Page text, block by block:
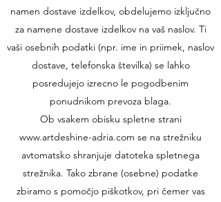
namen dostave izdelkov, obdelujemo izključno
za namene dostave izdelkov na vaš naslov. Ti
vaši osebnih podatki (npr. ime in priimek, naslov
dostave, telefonska številka) se lahko
posredujejo izrecno le pogodbenim
ponudnikom prevoza blaga.
Ob vsakem obisku spletne strani
www.artdeshine-adria.com se na strežniku
avtomatsko shranjuje datoteka spletnega
strežnika. Tako zbrane (osebne) podatke
zbiramo s pomočjo piškotkov, pri čemer vas